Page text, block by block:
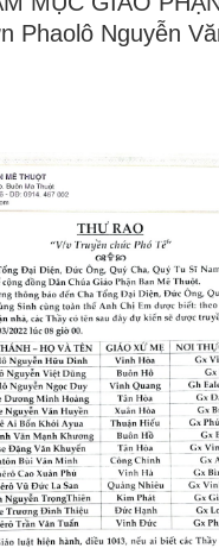
Phaolô Nguyễn